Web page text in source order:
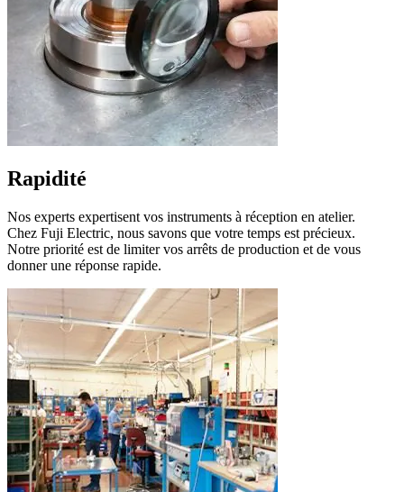
Rapidité
Nos experts expertisent vos instruments à réception en atelier.
Chez Fuji Electric, nous savons que votre temps est précieux.
Notre priorité est de limiter vos arrêts de production et de vous
donner une réponse rapide.